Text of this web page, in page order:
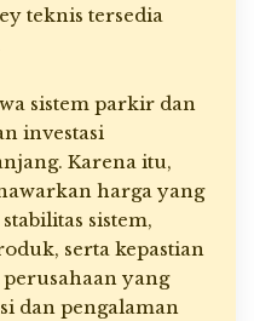
teknis tersedia
sistem parkir dan
investasi
Karena itu,
harga yang
sistem,
serta kepastian
yang
dan pengalaman